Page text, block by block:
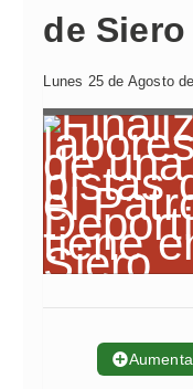
de Siero
Lunes 25 de Agosto
➕